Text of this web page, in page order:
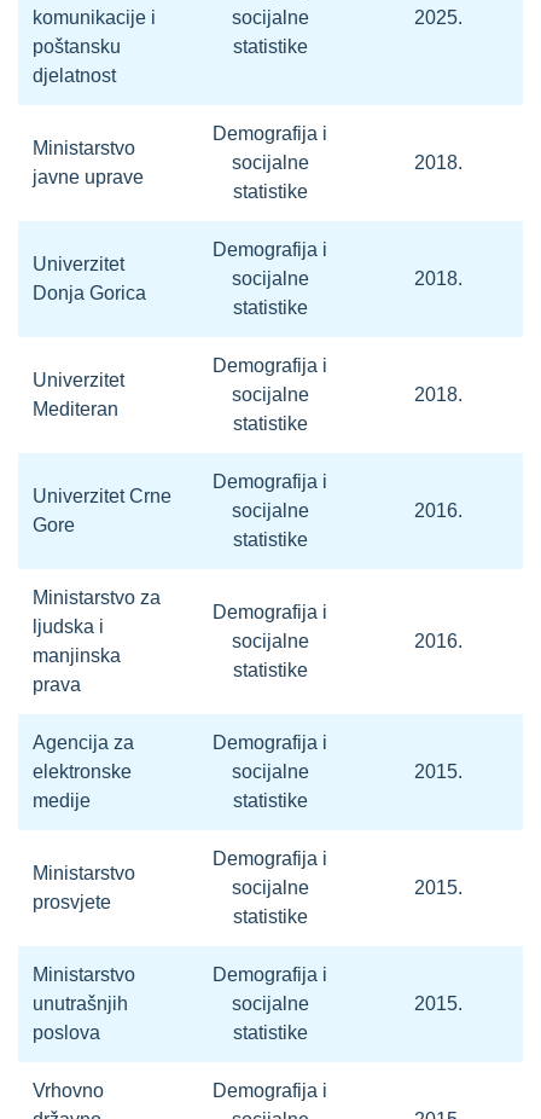
komunikacije i
poštansku
djelatnost
socijalne
statistike
2025.
Ministarstvo
javne uprave
Demografija i
socijalne
statistike
2018.
Univerzitet
Donja Gorica
Demografija i
socijalne
statistike
2018.
Univerzitet
Mediteran
Demografija i
socijalne
statistike
2018.
Univerzitet Crne
Gore
Demografija i
socijalne
statistike
2016.
Ministarstvo za
ljudska i
manjinska
prava
Demografija i
socijalne
statistike
2016.
Agencija za
elektronske
medije
Demografija i
socijalne
statistike
2015.
Ministarstvo
prosvjete
Demografija i
socijalne
statistike
2015.
Ministarstvo
unutrašnjih
poslova
Demografija i
socijalne
statistike
2015.
Vrhovno
Demografija i